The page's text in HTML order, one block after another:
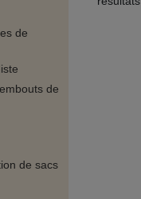
de
de
de sacs